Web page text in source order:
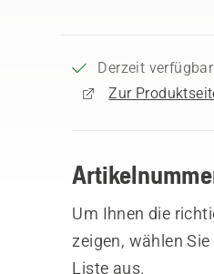
Derzeit verfügbar
Zur
Um Ihnen die
zeigen, wählen
Liste aus.